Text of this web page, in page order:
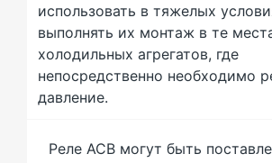
использовать в тяжелых
выполнять их монтаж в те
холодильных агрегатов, где
непосредственно необходимо
давление.
Реле ACB могут быть